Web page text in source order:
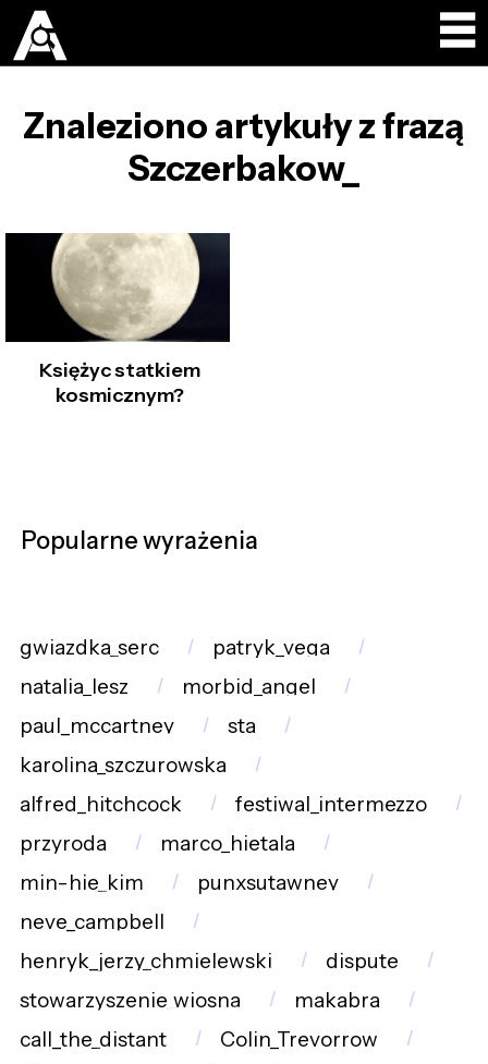
Znaleziono artykuły z frazą
Szczerbakow_
Księżyc statkiem
kosmicznym?
Popularne wyrażenia
gwiazdka_serc
patryk_vega
natalia_lesz
morbid_angel
paul_mccartney
sta
karolina_szczurowska
alfred_hitchcock
festiwal_intermezzo
przyroda
marco_hietala
min-hie_kim
punxsutawney
neve_campbell
henryk_jerzy_chmielewski
dispute
stowarzyszenie_wiosna
makabra
call_the_distant
Colin_Trevorrow